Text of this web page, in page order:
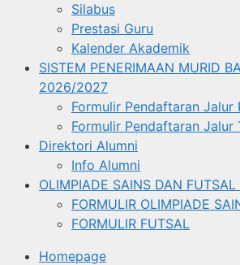
Silabus
Prestasi Guru
Kalender Akademik
SISTEM PENERIMAAN MURID
2026/2027
Formulir Pendaftaran Jalur
Formulir Pendaftaran Jalur
Direktori Alumni
Info Alumni
OLIMPIADE SAINS DAN
FORMULIR OLIMPIADE
FORMULIR FUTSAL
Homepage